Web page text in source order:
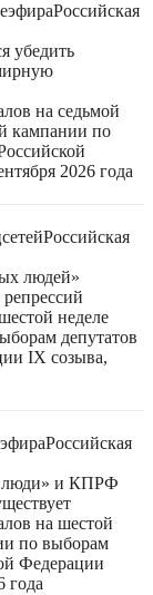
Российская
убедить
на седьмой
кампании по
2026 года
Российская
людей»
неделе
депутатов
IX созыва,
Российская
люди» и КПРФ
на шестой
по выборам
Федерации
года